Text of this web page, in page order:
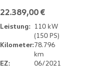
22.389,00 €
Leistung: 110 kW
(150 PS)
Kilometer:78.796
km
EZ:
06/2021